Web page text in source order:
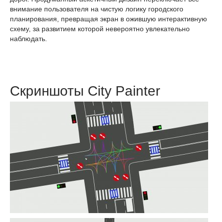
внимание пользователя на чистую логику городского
планирования, превращая экран в ожившую интерактивную
схему, за развитием которой невероятно увлекательно
наблюдать.
Скриншоты City Painter